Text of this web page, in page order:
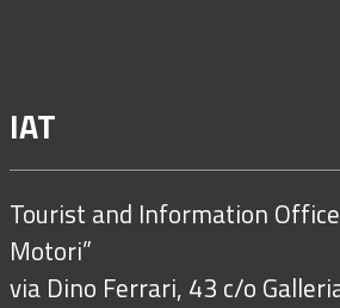
IAT
Tourist and Information
Motori”
via Dino Ferrari, 43 c/o